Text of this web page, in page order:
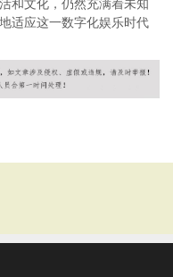
和文化，仍然充满着未知
适应这一数字化娱乐时代